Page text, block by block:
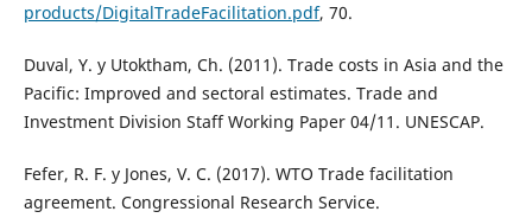
products/DigitalTradeFacilitation.pdf, 70.
Duval, Y. y Utoktham, Ch. (2011). Trade costs in Asia and the
Pacific: Improved and sectoral estimates. Trade and
Investment Division Staff Working Paper 04/11. UNESCAP.
Fefer, R. F. y Jones, V. C. (2017). WTO Trade facilitation
agreement. Congressional Research Service.